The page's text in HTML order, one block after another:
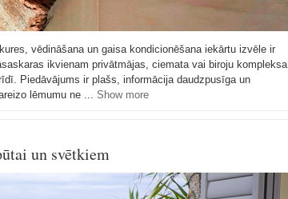
vēdināšana un gaisa kondicionēšana iekārtu izvēle ir
ikvienam privātmājas, ciemata vai biroju kompleksa
Piedāvājums ir plašs, informācija daudzpusīga un
lēmumu ne ... Show more
un svētkiem